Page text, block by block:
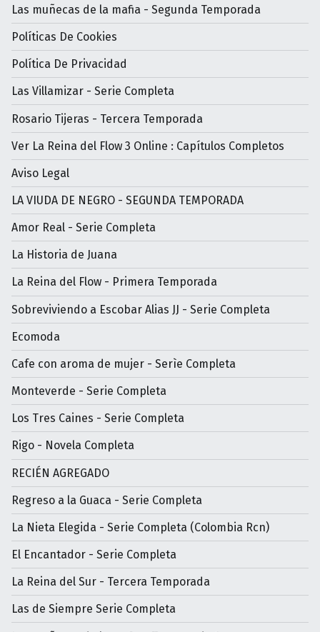
Las muñecas de la mafia - Segunda Temporada
Políticas De Cookies
Política De Privacidad
Las Villamizar - Serie Completa
Rosario Tijeras - Tercera Temporada
Ver La Reina del Flow 3 Online : Capítulos Completos
Aviso Legal
LA VIUDA DE NEGRO - SEGUNDA TEMPORADA
Amor Real - Serie Completa
La Historia de Juana
La Reina del Flow - Primera Temporada
Sobreviviendo a Escobar Alias JJ - Serie Completa
Ecomoda
Cafe con aroma de mujer - Serìe Completa
Monteverde - Serie Completa
Los Tres Caines - Serie Completa
Rigo - Novela Completa
RECIÉN AGREGADO
Regreso a la Guaca - Serie Completa
La Nieta Elegida - Serie Completa (Colombia Rcn)
El Encantador - Serie Completa
La Reina del Sur - Tercera Temporada
Las de Siempre Serie Completa